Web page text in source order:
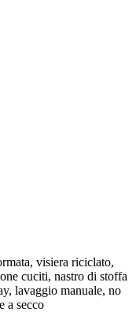
visiera riciclato,
cuciti, nastro di stoffa
lavaggio manuale, no
a secco